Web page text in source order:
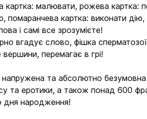
малювати, рожева картка:
помаранчева картка: виконати дію,
і самі все зрозумієте!
вгадує слово, фішка
перемагає в грі!
та абсолютно безумовна
та еротики, а також понад 600
дня народження!